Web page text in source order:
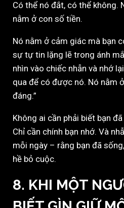
Có thể nó đắt, có thể không.
nằm ở con số tiền.
Nó nằm ở cảm giác mà bạn
sự tự tin lặng lẽ trong ánh
nhìn vào chiếc nhẫn và nhớ
qua để có được nó. Nó nằm
đáng.”
Không ai cần phải biết bạn
Chỉ cần chính bạn nhớ. Và
mỗi ngày – rằng bạn đã
hề bỏ cuộc.
8. KHI MỘT